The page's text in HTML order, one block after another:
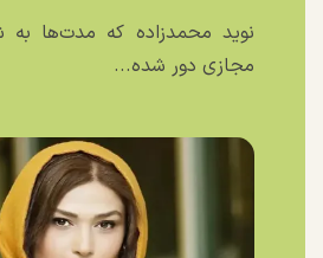
نوید محمدزاده که مدت‌ها
مجازی دور شده...